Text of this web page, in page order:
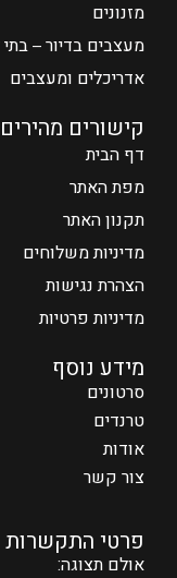
מזנונים
מעצבים בדיור –
אדריכלים ומעצבים
קישורים מהירים
דף הבית
מפת האתר
תקנון האתר
מדיניות משלוחים
הצהרת נגישות
מדיניות פרטיות
מידע נוסף
סרטונים
טרנדים
אודות
צור קשר
פרטי התקשרות
אולם תצוגה: